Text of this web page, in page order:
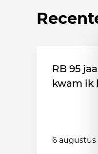
RB 95
kwam ik
6 augustus